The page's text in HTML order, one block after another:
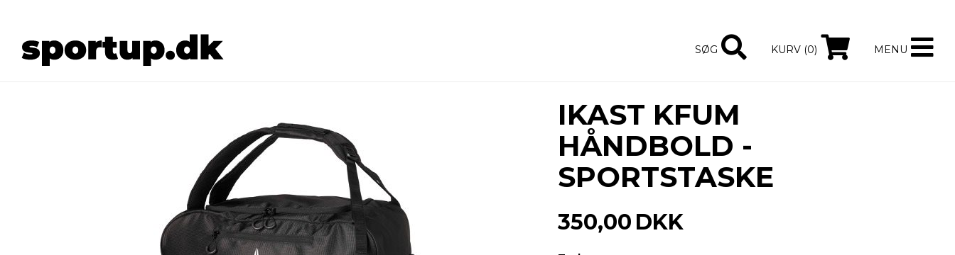
SØG KURV (0) MENU
IKAST KFUM
HÅNDBOLD -
SPORTSTASKE
350,00 DKK